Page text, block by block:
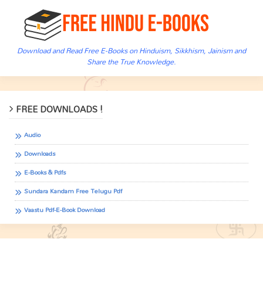
Download and Read Free E-Books on Hinduism, Sikkhism, Jainism and
Share the True Knowledge.
FREE DOWNLOADS !
Audio
Downloads
E-Books & Pdfs
Sundara Kandam Free Telugu Pdf
Vaastu Pdf-E-Book Download